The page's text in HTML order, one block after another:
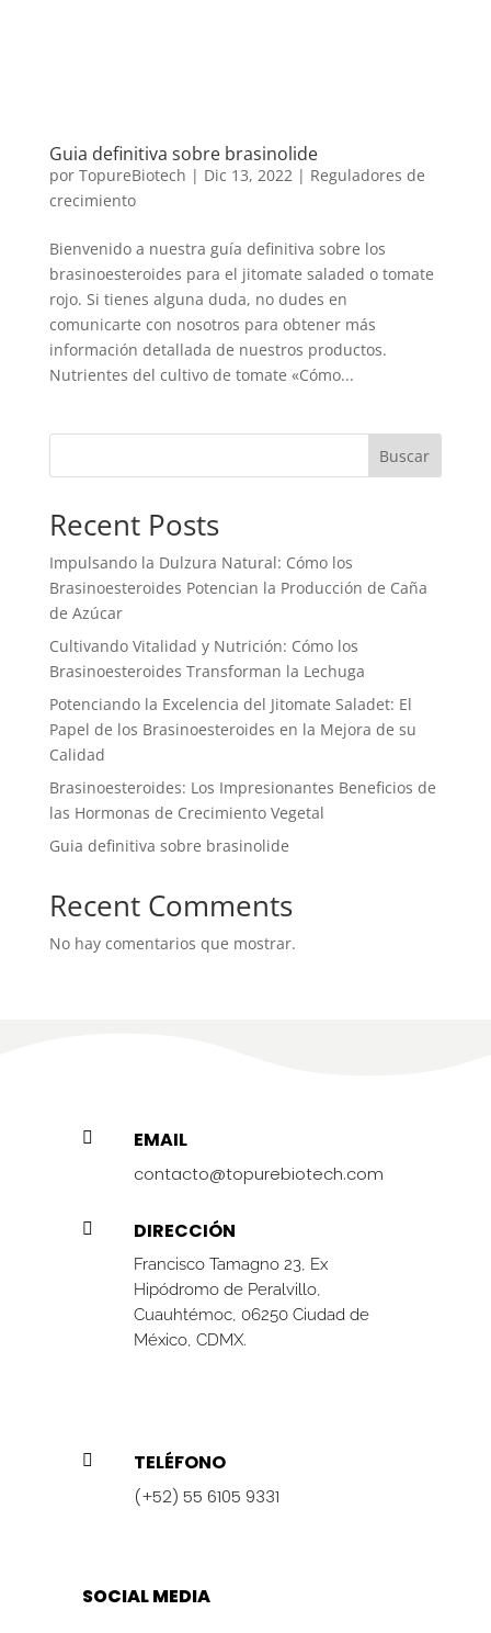
Guia definitiva sobre brasinolide
por TopureBiotech | Dic 13, 2022| Reguladores de
crecimiento
Bienvenido a nuestra guía definitiva sobre los
brasinoesteroides para el jitomate saladed o tomate
rojo. Si tienes alguna duda, no dudes en
comunicarte con nosotros para obtener más
información detallada de nuestros productos.
Nutrientes del cultivo de tomate «Cómo...
Buscar
Recent Posts
Impulsando la Dulzura Natural: Cómo los
Brasinoesteroides Potencian la Producción de Caña
de Azúcar
Cultivando Vitalidad y Nutrición: Cómo los
Brasinoesteroides Transforman la Lechuga
Potenciando la Excelencia del Jitomate Saladet: El
Papel de los Brasinoesteroides en la Mejora de su
Calidad
Brasinoesteroides: Los Impresionantes Beneficios de
las Hormonas de Crecimiento Vegetal
Guia definitiva sobre brasinolide
Recent Comments
No hay comentarios que mostrar.
 EMAIL
contacto@topurebiotech.com
 DIRECCIÓN
Francisco Tamagno 23, Ex
Hipódromo de Peralvillo,
Cuauhtémoc, 06250 Ciudad de
México, CDMX.
 TELÉFONO
(+52) 55 6105 9331
SOCIAL MEDIA